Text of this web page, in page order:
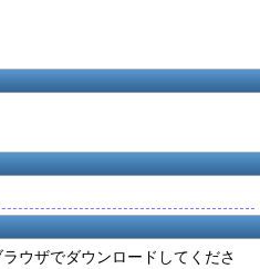
ウザでダウンロードしてくださ